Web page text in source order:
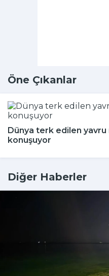
Öne Çıkanlar
Dünya terk edilen yavru
konuşuyor
Diğer Haberler